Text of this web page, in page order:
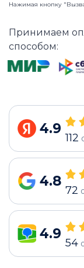
Нажимая кнопку
Принимаем
способом:
4.9
112
4.8
72
4.9
54